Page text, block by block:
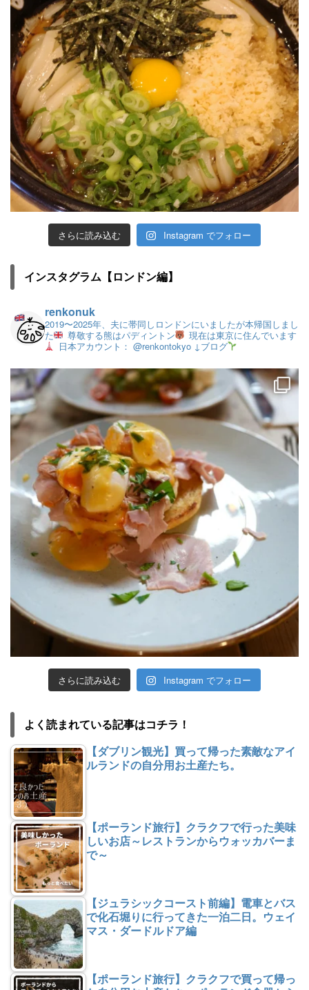
さらに読み込む Instagram でフォロー
インスタグラム【ロンドン編】
renkonuk
2019〜2025年、夫に帯同しロンドンにいましたが本帰国しまし
た
尊敬する熊はパディントン
現在は東京に住んでいます
日本アカウント： @renkontokyo ↓ブログ
さらに読み込む Instagram でフォロー
よく読まれている記事はコチラ！
【ダブリン観光】買って帰った素敵なアイ
ルランドの自分用お土産たち。
【ポーランド旅行】クラクフで行った美味
しいお店～レストランからウォッカバーま
で～
【ジュラシックコースト前編】電車とバス
で化石堀りに行ってきた一泊二日。ウェイ
マス・ダードルドア編
【ポーランド旅行】クラクフで買って帰っ